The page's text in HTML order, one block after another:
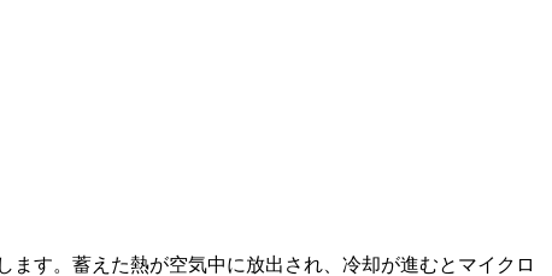
す。蓄えた熱が空気中に放出され、冷却が進むとマイクロ